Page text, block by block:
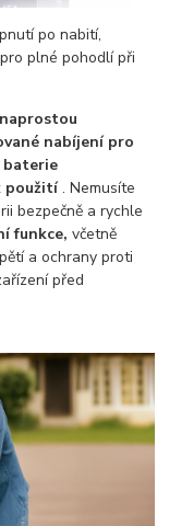
po nabití,
plné pohodlí při
nabíjení pro
baterie
použití. Nemusíte
bezpečně a rychle
funkce, včetně
a ochrany proti
před